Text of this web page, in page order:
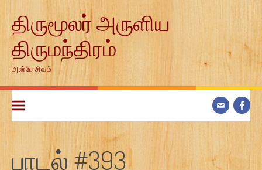
contentதிருமூலர் அருளிய
திருமந்திரம்
அன்பே சிவம்
பாடல் #393